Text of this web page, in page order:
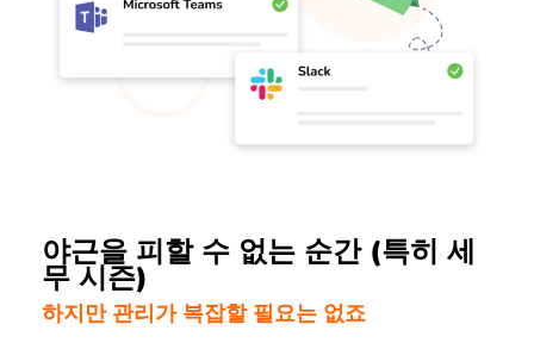
야근을 피할 수 없는 순간 (특히 세
무 시즌)
하지만 관리가 복잡할 필요는 없죠